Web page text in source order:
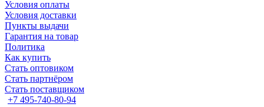
Условия оплаты
Условия доставки
Пункты выдачи
Гарантия на товар
Политика
Как купить
Стать оптовиком
Стать партнёром
Стать поставщиком
+7 495-740-80-94